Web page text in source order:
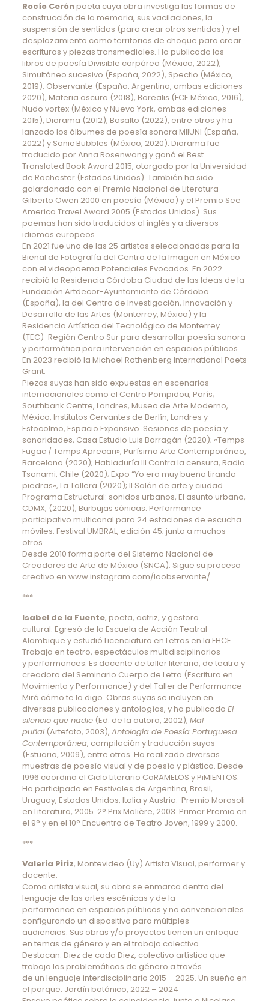
Rocío Cerónpoeta cuya obra investiga las formas de
construcción de la memoria, sus vacilaciones, la
suspensión de sentidos (para crear otros sentidos) y el
desplazamiento como territorios de choque para crear
escrituras y piezas transmediales. Ha publicado los
libros de poesía Divisible corpóreo (México, 2022),
Simultáneo sucesivo (España, 2022), Spectio (México,
2019), Observante (España, Argentina, ambas ediciones
2020), Materia oscura (2018), Borealis (FCE México, 2016),
Nudo vortex (México y Nueva York, ambas ediciones
2015), Diorama (2012), Basalto (2022), entre otros y ha
lanzado los álbumes de poesía sonora MIIUNI (España,
2022) y Sonic Bubbles (México, 2020). Diorama fue
traducido por Anna Rosenwong y ganó el Best
Translated Book Award 2015, otorgado por la Universidad
de Rochester (Estados Unidos). También ha sido
galardonada con el Premio Nacional de Literatura
Gilberto Owen 2000 en poesía (México) y el Premio See
America Travel Award 2005 (Estados Unidos). Sus
poemas han sido traducidos al inglés y a diversos
idiomas europeos.
En 2021 fue una de las 25 artistas seleccionadas para la
Bienal de Fotografía del Centro de la Imagen en México
con el videopoema Potenciales Evocados. En 2022
recibió la Residencia Córdoba Ciudad de las Ideas de la
Fundación Artdecor-Ayuntamiento de Córdoba
(España), la del Centro de Investigación, Innovación y
Desarrollo de las Artes (Monterrey, México) y la
Residencia Artística del Tecnológico de Monterrey
(TEC)-Región Centro Sur para desarrollar poesía sonora
y performática para intervención en espacios públicos.
En 2023 recibió la Michael Rothenberg International Poets
Grant.
Piezas suyas han sido expuestas en escenarios
internacionales como el Centro Pompidou, París;
Southbank Centre, Londres, Museo de Arte Moderno,
México, Institutos Cervantes de Berlín, Londres y
Estocolmo, Espacio Expansivo. Sesiones de poesía y
sonoridades, Casa Estudio Luis Barragán (2020); «Temps
Fugac / Temps Aprecari», Purísima Arte Contemporáneo,
Barcelona (2020); Habladuría III Contra la censura, Radio
Tsonami, Chile (2020); Expo “Yo era muy bueno tirando
piedras», La Tallera (2020); II Salón de arte y ciudad.
Programa Estructural: sonidos urbanos, El asunto urbano,
CDMX, (2020); Burbujas sónicas. Performance
participativo multicanal para 24 estaciones de escucha
móviles. Festival UMBRAL, edición 45; junto a muchos
otros.
Desde 2010 forma parte del Sistema Nacional de
Creadores de Arte de México (SNCA). Sigue su proceso
creativo en www.instagram.com/laobservante/
***
Isabel de la Fuente, poeta, actriz, y gestora
cultural. Egresó de la Escuela de Acción Teatral
Alambique y estudió Licenciatura en Letras en la FHCE.
Trabaja en teatro, espectáculos multidisciplinarios
y performances. Es docente de taller literario, de teatro y
creadora del Seminario Cuerpo de Letra (Escritura en
Movimiento y Performance) y del Taller de Performance
Mirá cómo te lo digo. Obras suyas se incluyen en
diversas publicaciones y antologías, y ha publicado El
silencio que nadie(Ed. de la autora, 2002), Mal
puñal(Artefato, 2003), Antología de Poesía Portuguesa
Contemporánea, compilación y traducción suyas
(Estuario, 2009), entre otros. Ha realizado diversas
muestras de poesía visual y de poesía y plástica. Desde
1996 coordina el Ciclo Literario CaRAMELOS y PiMIENTOS.
Ha participado en Festivales de Argentina, Brasil,
Uruguay, Estados Unidos, Italia y Austria. Premio Morosoli
en Literatura, 2005. 2° Prix Molière, 2003. Primer Premio en
el 9° y en el 10° Encuentro de Teatro Joven, 1999 y 2000.
***
Valeria Piriz, Montevideo (Uy) Artista Visual, performer y
docente.
Como artista visual, su obra se enmarca dentro del
lenguaje de las artes escénicas y de la
performance en espacios públicos y no convencionales
configurando un dispositivo para múltiples
audiencias. Sus obras y/o proyectos tienen un enfoque
en temas de género y en el trabajo colectivo.
Destacan: Diez de cada Diez, colectivo artístico que
trabaja las problemáticas de género a través
de un lenguaje interdisciplinario 2015 – 2025. Un sueño en
el parque. Jardín botánico, 2022 – 2024